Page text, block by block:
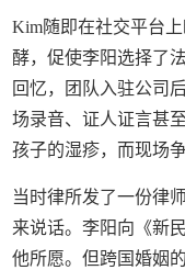
Kim随即在社交平台
酵，促使李阳选择了
回忆，团队入驻公司
场录音、证人证言甚
孩子的湿疹，而现场
当时律所发了一份律
来说话。李阳向《新
他所愿。但跨国婚姻